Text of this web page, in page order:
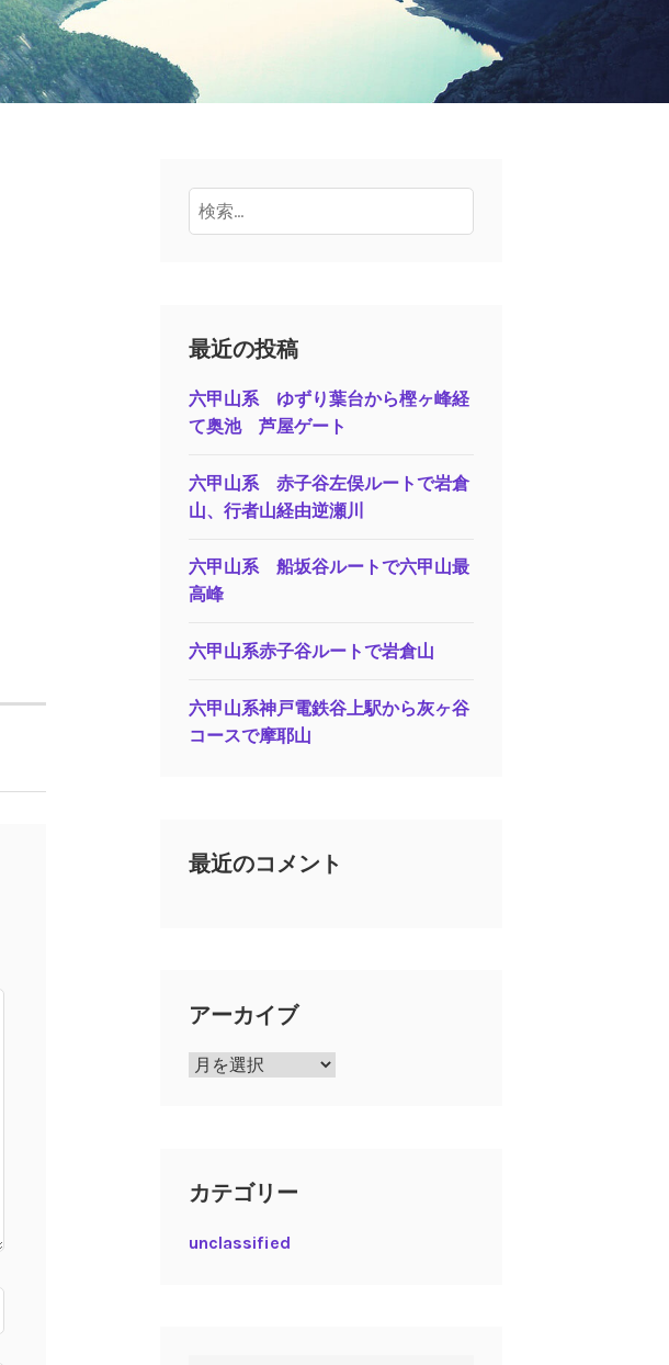
検
索:
最近の投稿
六甲山系 ゆずり葉台から樫ヶ峰経
て奥池 芦屋ゲート
六甲山系 赤子谷左俣ルートで岩倉
山、行者山経由逆瀬川
六甲山系 船坂谷ルートで六甲山最
高峰
六甲山系赤子谷ルートで岩倉山
六甲山系神戸電鉄谷上駅から灰ヶ谷
コースで摩耶山
最近のコメント
アーカイブ
ア
カテゴリー
unclassified